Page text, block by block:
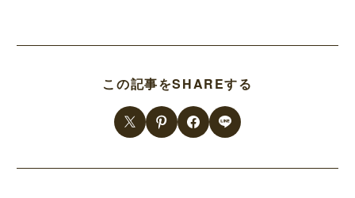
この記事をSHAREする